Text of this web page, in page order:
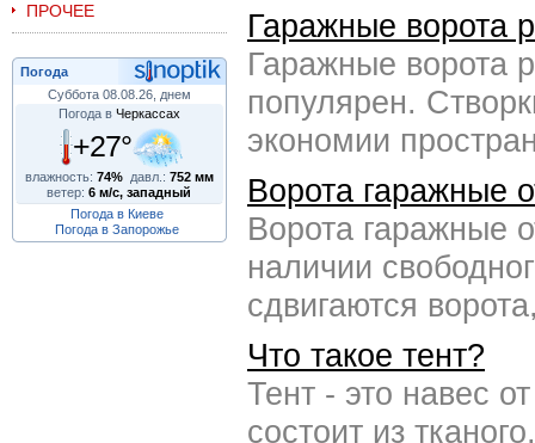
ПРОЧЕЕ
Погода
Суббота 08.08.26, днем
Погода в Черкассах
+27°
влажность: 74% давл.: 752 мм
ветер:6 м/с, западный
Погода в Киеве
Погода в Запорожье
Гаражные ворота
Гаражные ворота
популярен.
экономии
Ворота гаражные
Ворота гаражные
наличии
сдвигаются
Что такое тент?
Тент - это навес
состоит из